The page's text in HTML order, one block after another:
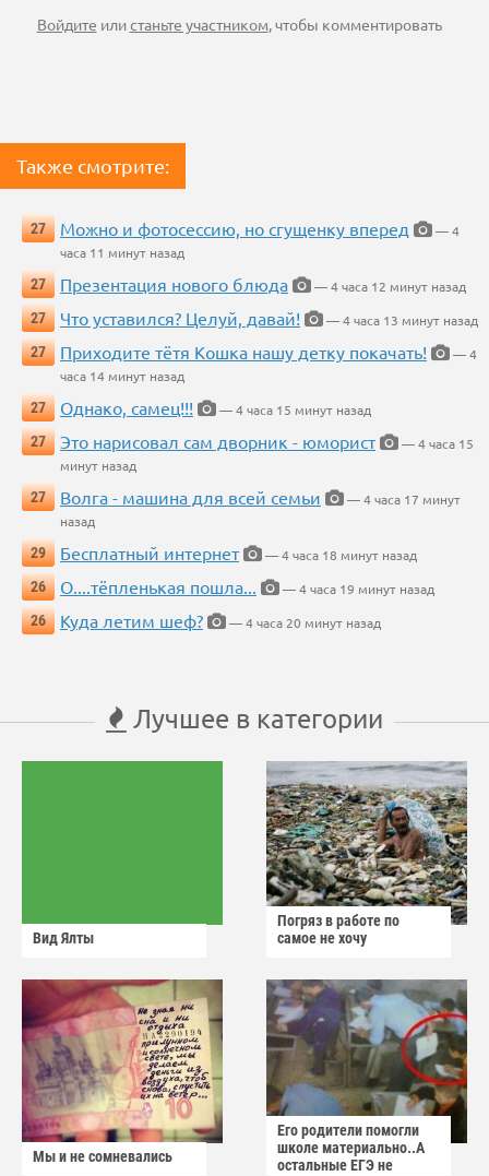
Войдите илистаньте участником, чтобы комментировать
Также смотрите:
27 Можно и фотосессию, но сгущенку вперед
— 4
часа 11 минут назад
27
Презентация нового блюда
— 4 часа 12 минут назад
27
Что уставился? Целуй, давай!
— 4 часа 13 минут назад
27
Приходите тётя Кошка нашу детку покачать!
— 4
часа 14 минут назад
27
Однако, самец!!!
— 4 часа 15 минут назад
27
Это нарисовал сам дворник - юморист
— 4 часа 15
минут назад
27
Волга - машина для всей семьи
— 4 часа 17 минут
назад
29
Бесплатный интернет
— 4 часа 18 минут назад
26
О....тёпленькая пошла...
— 4 часа 19 минут назад
26
Куда летим шеф? — 4 часа 20 минут назад
Лучшее в категории
Вид Ялты
Погряз в работе по
самое не хочу
Мы и не сомневались
Его родители помогли
школе материально..А
остальные ЕГЭ не